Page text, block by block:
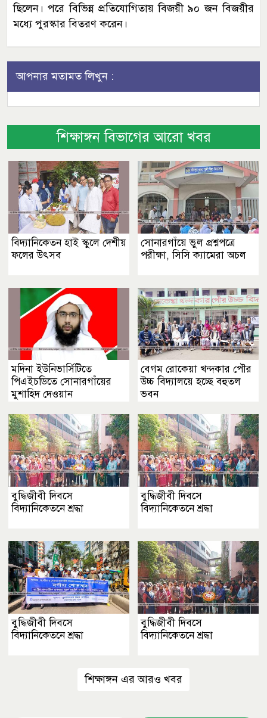
ছিলেন। পরে বিভিন্ন প্রতিযোগিতায় বিজয়ী ৯০ জন বিজয়ীর
মধ্যে পুরস্কার বিতরণ করেন।
আপনার মতামত লিখুন :
শিক্ষাঙ্গন বিভাগের আরো খবর
বিদ্যানিকেতন হাই স্কুলে দেশীয়
ফলের উৎসব
সোনারগাঁয়ে ভুল প্রশ্নপত্রে
পরীক্ষা, সিসি ক্যামেরা অচল
মদিনা ইউনিভার্সিটিতে
পিএইচডিতে সোনারগাঁয়ের
মুশাহিদ দেওয়ান
বেগম রোকেয়া খন্দকার পৌর
উচ্চ বিদ্যালয়ে হচ্ছে বহুতল
ভবন
বুদ্ধিজীবী দিবসে
বিদ্যানিকেতনে শ্রদ্ধা
বুদ্ধিজীবী দিবসে
বিদ্যানিকেতনে শ্রদ্ধা
বুদ্ধিজীবী দিবসে
বিদ্যানিকেতনে শ্রদ্ধা
বুদ্ধিজীবী দিবসে
বিদ্যানিকেতনে শ্রদ্ধা
শিক্ষাঙ্গন এর আরও খবর